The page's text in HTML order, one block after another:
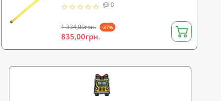
0
1 334,00грн. -37%
835,00грн.